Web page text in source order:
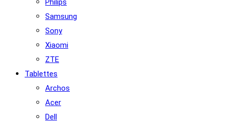
Philips
Samsung
Sony
Xiaomi
ZTE
Tablettes
Archos
Acer
Dell